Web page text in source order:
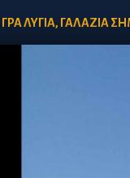
ΓΡΑ ΛΥΓΙΑ, ΓΑΛΑΖΙΑ